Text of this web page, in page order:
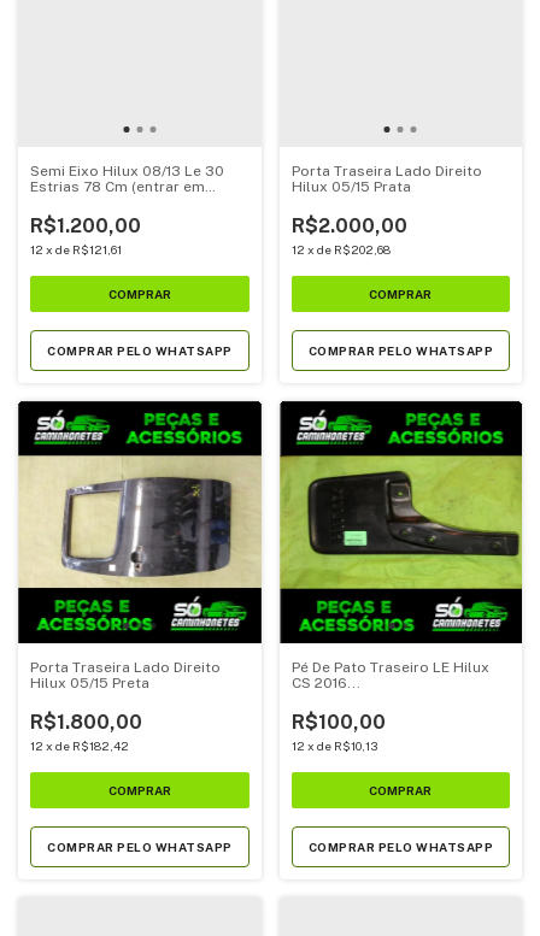
Semi Eixo Hilux 08/13 Le 30
Estrias 78 Cm (entrar em
frete)
R$1.200,00
12 x de R$121,61
COMPRAR PELO WHATSAPP
Porta Traseira Lado Direito
Hilux 05/15 Prata
R$2.000,00
12 x de R$202,68
COMPRAR PELO WHATSAPP
Porta Traseira Lado Direito
Hilux 05/15 Preta
R$1.800,00
12 x de R$182,42
COMPRAR PELO WHATSAPP
Pé De Pato Traseiro LE Hilux
CS 2016...
R$100,00
12 x de R$10,13
COMPRAR PELO WHATSAPP